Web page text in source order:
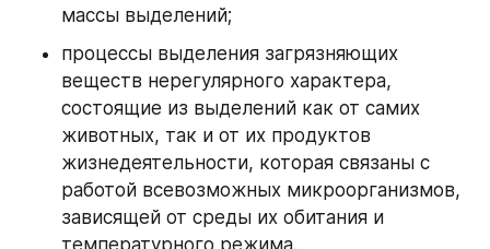
массы выделений;
процессы выделения загрязняющих
веществ нерегулярного характера,
состоящие из выделений как от самих
животных, так и от их продуктов
жизнедеятельности, которая связаны с
работой всевозможных микроорганизмов,
зависящей от среды их обитания и
температурного режима.